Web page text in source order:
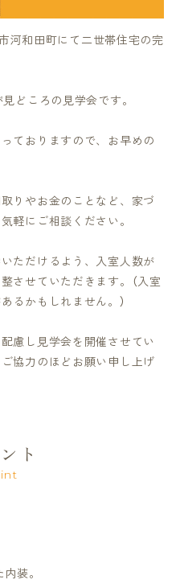
市河和田町にて二世帯住宅の完
どころの見学会です。
ておりますので、お早めの
りやお金のことなど、家づ
軽にご相談ください。
ただけるよう、入室人数が
させていただきます。（入室
るかもしれません。）
慮し見学会を開催させてい
協力のほどお願い申し上げ
ト
装。